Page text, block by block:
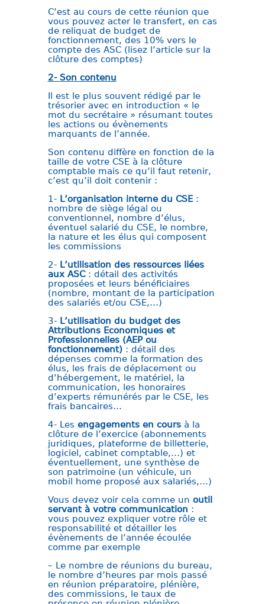
C’est au cours de cette réunion que
vous pouvez acter le transfert, en cas
de reliquat de budget de
fonctionnement, des 10% vers le
compte des ASC (lisez l’article sur la
clôture des comptes)
2- Son contenu
Il est le plus souvent rédigé par le
trésorier avec en introduction « le
mot du secrétaire » résumant toutes
les actions ou évènements
marquants de l’année.
Son contenu diffère en fonction de la
taille de votre CSE à la clôture
comptable mais ce qu’il faut retenir,
c’est qu’il doit contenir :
1- L’organisation interne du CSE:
nombre de siège légal ou
conventionnel, nombre d’élus,
éventuel salarié du CSE, le nombre,
la nature et les élus qui composent
les commissions
2- L’utilisation des ressources liées
aux ASC: détail des activités
proposées et leurs bénéficiaires
(nombre, montant de la participation
des salariés et/ou CSE,…)
3- L’utilisation du budget des
Attributions Economiques et
Professionnelles (AEP ou
fonctionnement): détail des
dépenses comme la formation des
élus, les frais de déplacement ou
d’hébergement, le matériel, la
communication, les honoraires
d’experts rémunérés par le CSE, les
frais bancaires…
4- Les engagements en coursà la
clôture de l’exercice (abonnements
juridiques, plateforme de billetterie,
logiciel, cabinet comptable,…) et
éventuellement, une synthèse de
son patrimoine (un véhicule, un
mobil home proposé aux salariés,…)
Vous devez voir cela comme un outil
servant à votre communication :
vous pouvez expliquer votre rôle et
responsabilité et détailler les
évènements de l’année écoulée
comme par exemple
– Le nombre de réunions du bureau,
le nombre d’heures par mois passé
en réunion préparatoire, plénière,
des commissions, le taux de